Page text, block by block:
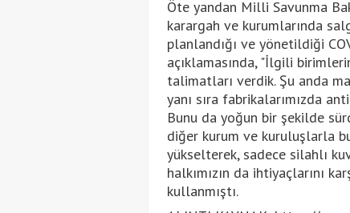
Öte yandan Milli Savunma
karargah ve kurumlarında
planlandığı ve yönetildiği
açıklamasında, "İlgili
talimatları verdik. Şu anda
yanı sıra fabrikalarımızda
Bunu da yoğun bir şekilde
diğer kurum ve kuruluşlarla
yükselterek, sadece silahlı
halkımızın da ihtiyaçlarını
kullanmıştı.